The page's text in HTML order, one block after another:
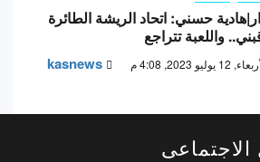
حسني: اتحاد الريشة الطائرة
واللعبة تتراجع
12 يوليو 2023, 4:08 م kasnews